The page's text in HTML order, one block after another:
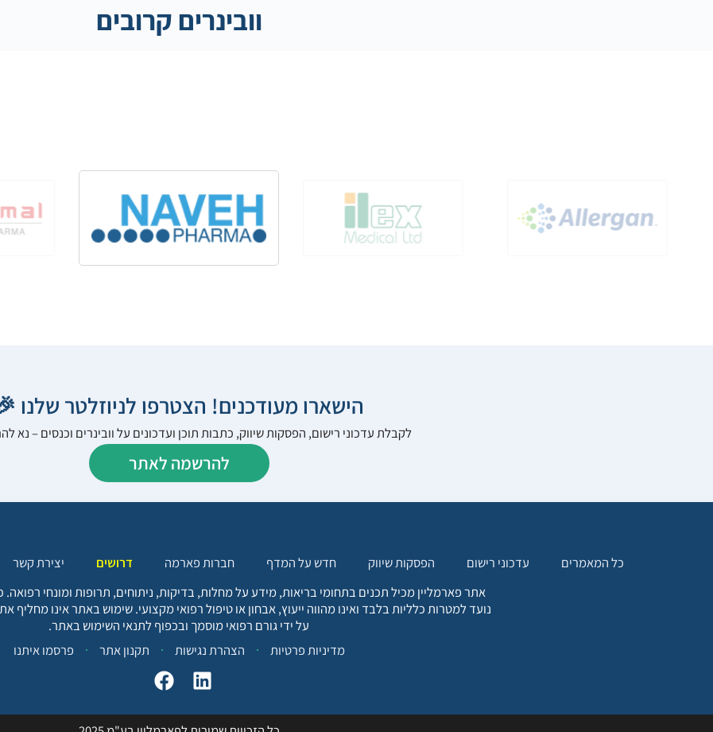
וובינרים קרובים
הישארו מעודכנים! הצטרפו לניוזלטר שלנו
לקבלת עדכוני רישום, הפסקות שיווק, כתבות תוכן ועדכונים על וובינרים וכנסים – נא
להרשמה לאתר
כל המאמרים עדכוני רישום הפסקות שיווק חדש על המדף חברות פארמה דרושים
יצירת קשר
אתר פארמליין מכיל תכנים בתחומי בריאות, מידע על מחלות, בדיקות, ניתוחים, תרופות ומונחי
נועד למטרות כלליות בלבד ואינו מהווה ייעוץ, אבחון או טיפול רפואי מקצועי. שימוש באתר אינו מחליף
על ידי גורם רפואי מוסמך ובכפוף לתנאי השימוש באתר.
מדיניות פרטיות
הצהרת נגישות תקנון אתר פרסמו איתנו